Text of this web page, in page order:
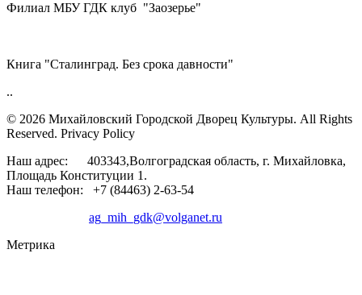
Филиал МБУ ГДК клуб "Заозерье"
Книга "Сталинград. Без срока давности"
..
© 2026 Михайловский Городской Дворец Культуры. All Rights
Reserved. Privacy Policy
Наш адрес: 403343,Волгоградская область, г. Михайловка,
Площадь Конституции 1.
Наш телефон: +7 (84463) 2-63-54
ag_mih_gdk@volganet.ru
Метрика